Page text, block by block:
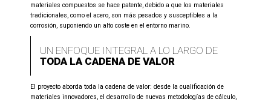
materiales compuestos se hace patente, debido a que los materiales
tradicionales, como el acero, son más pesados y susceptibles a la
corrosión, suponiendo un alto coste en el entorno marino.
UN ENFOQUE INTEGRAL A LO LARGO DE
TODA LA CADENA DE VALOR
El proyecto aborda toda la cadena de valor: desde la cualificación de
materiales innovadores, el desarrollo de nuevas metodologías de cálculo,